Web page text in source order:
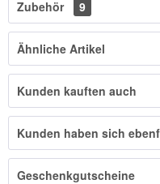
Zubehör 9
Ähnliche Artikel
Kunden kauften auch
Kunden haben sich
Geschenkgutscheine